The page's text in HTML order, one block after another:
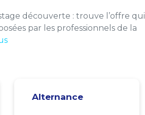
découverte : trouve l’offre qui
par les professionnels de la
Alternance